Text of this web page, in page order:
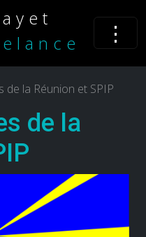
⋮
de la Réunion et SPIP
de la